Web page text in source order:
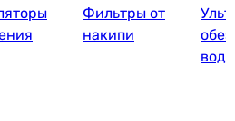
Фильтры от
накипи
воды